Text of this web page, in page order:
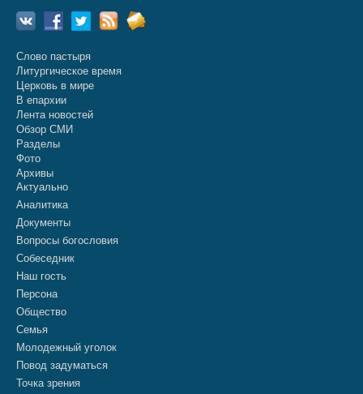
Слово пастыря
Литургическое время
Церковь в мире
В епархии
Лента новостей
Обзор СМИ
Разделы
Фото
Архивы
Актуально
Аналитика
Документы
Вопросы богословия
Собеседник
Наш гость
Персона
Общество
Семья
Молодежный уголок
Повод задуматься
Точка зрения